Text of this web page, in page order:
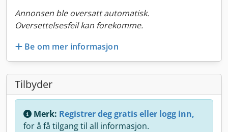
Annonsen ble oversatt automatisk.
Oversettelsesfeil kan forekomme.
Be om mer informasjon
Tilbyder
Merk: Registrer deg gratis eller logg inn,
for å få tilgang til all informasjon.